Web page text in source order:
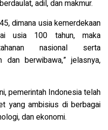
adil, dan makmur.
dimana usia kemerdekaan
usia 100 tahun, maka
nasional serta
dan berwibawa,” jelasnya,
pemerintah Indonesia telah
yang ambisius di berbagai
dan ekonomi.